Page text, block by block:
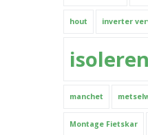
hout inverter
isoleren
manchet
Montage Fietskar